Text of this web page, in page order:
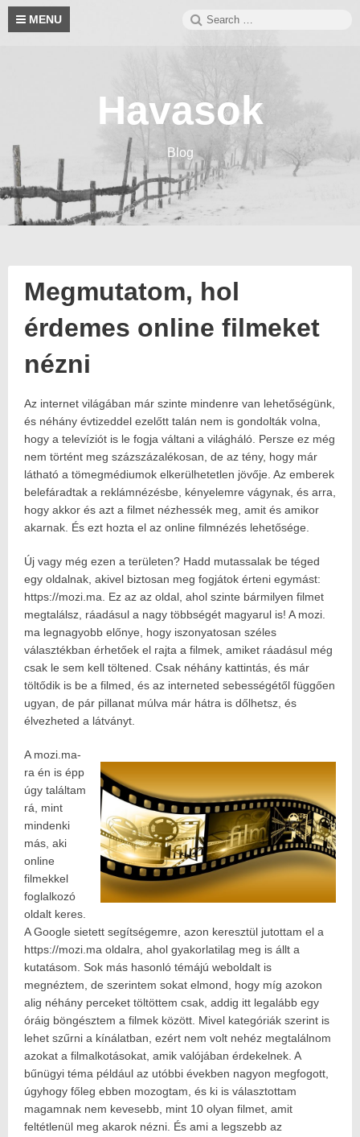
Skip
content
MENU
Search
Havasok
Blog
Megmutatom, hol
érdemes online filmeket
nézni
Posted
on:
2019.05.28.
2024.01.15.
Author:
Havasokka
Az internet világában már szinte mindenre van lehetőségünk,
és néhány évtizeddel ezelőtt talán nem is gondolták volna,
hogy a televíziót is le fogja váltani a világháló. Persze ez még
nem történt meg százszázalékosan, de az tény, hogy már
látható a tömegmédiumok elkerülhetetlen jövője. Az emberek
belefáradtak a reklámnézésbe, kényelemre vágynak, és arra,
hogy akkor és azt a filmet nézhessék meg, amit és amikor
akarnak. És ezt hozta el az online filmnézés lehetősége.
Új vagy még ezen a területen? Hadd mutassalak be téged
egy oldalnak, akivel biztosan meg fogjátok érteni egymást:
https://mozi.ma. Ez az az oldal, ahol szinte bármilyen filmet
megtalálsz, ráadásul a nagy többségét magyarul is! A mozi.
ma legnagyobb előnye, hogy iszonyatosan széles
választékban érhetőek el rajta a filmek, amiket ráadásul még
csak le sem kell töltened. Csak néhány kattintás, és már
töltődik is be a filmed, és az interneted sebességétől függően
ugyan, de pár pillanat múlva már hátra is dőlhetsz, és
élvezheted a látványt.
A mozi.ma-
ra én is épp
úgy találtam
rá, mint
mindenki
más, aki
online
filmekkel
foglalkozó
oldalt keres.
A Google sietett segítségemre, azon keresztül jutottam el a
https://mozi.ma oldalra, ahol gyakorlatilag meg is állt a
kutatásom. Sok más hasonló témájú weboldalt is
megnéztem, de szerintem sokat elmond, hogy míg azokon
alig néhány perceket töltöttem csak, addig itt legalább egy
óráig böngésztem a filmek között. Mivel kategóriák szerint is
lehet szűrni a kínálatban, ezért nem volt nehéz megtalálnom
azokat a filmalkotásokat, amik valójában érdekelnek. A
bűnügyi téma például az utóbbi években nagyon megfogott,
úgyhogy főleg ebben mozogtam, és ki is választottam
magamnak nem kevesebb, mint 10 olyan filmet, amit
feltétlenül meg akarok nézni. És ami a legszebb az